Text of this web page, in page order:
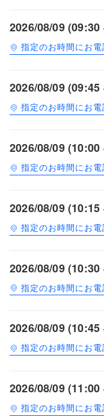
2026/08/09 (09:30
指定のお時間にお電
2026/08/09 (09:45
指定のお時間にお電
2026/08/09 (10:00
指定のお時間にお電
2026/08/09 (10:15
指定のお時間にお電
2026/08/09 (10:30
指定のお時間にお電
2026/08/09 (10:45
指定のお時間にお電
2026/08/09 (11:00
指定のお時間にお電